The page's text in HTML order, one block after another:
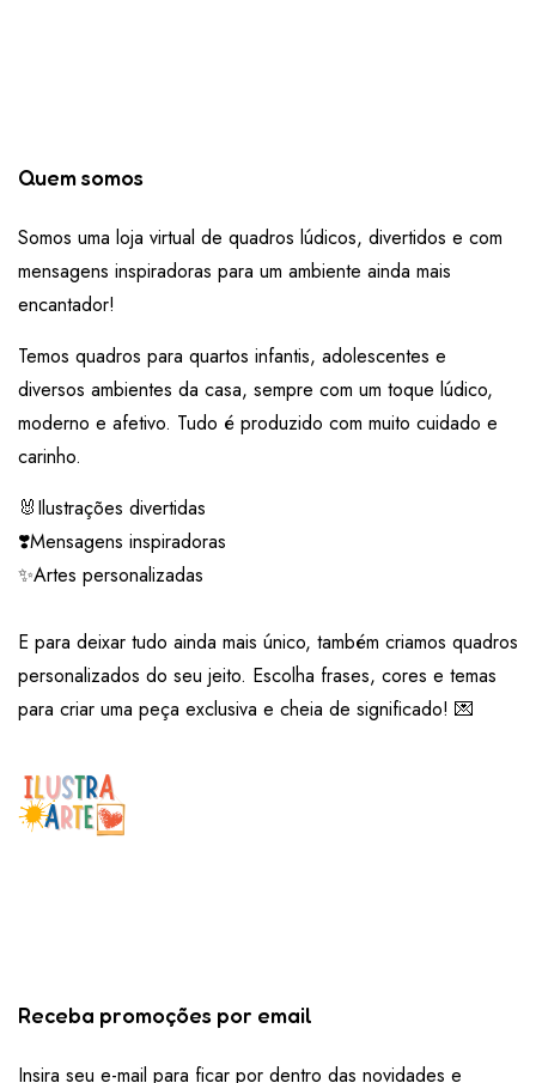
Quem somos
Somos uma loja virtual de quadros lúdicos, divertidos e com
mensagens inspiradoras para um ambiente ainda mais
encantador!
Temos quadros para quartos infantis, adolescentes e
diversos ambientes da casa, sempre com um toque lúdico,
moderno e afetivo. Tudo é produzido com muito cuidado e
carinho.
🐰Ilustrações divertidas
❣️Mensagens inspiradoras
✨Artes personalizadas
E para deixar tudo ainda mais único, também criamos quadros
personalizados do seu jeito. Escolha frases, cores e temas
para criar uma peça exclusiva e cheia de significado! 💌
Receba promoções por email
Insira seu e-mail para ficar por dentro das novidades e